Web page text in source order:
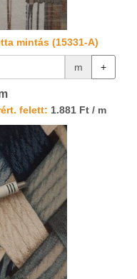
mintás (15331-A)
m +
felett: 1.881 Ft / m